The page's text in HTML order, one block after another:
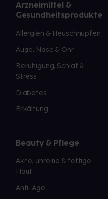
Arzneimittel &
Gesundheitsprodukte
Allergien & Heuschnupfen
Auge, Nase & Ohr
Beruhigung, Schlaf &
Stress
Diabetes
Erkältung
Beauty & Pflege
Akne, unreine & fettige
Haut
Anti-Age